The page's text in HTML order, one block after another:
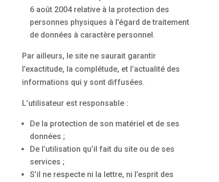
6 août 2004 relative à la protection des
personnes physiques à l’égard de traitement
de données à caractère personnel.
Par ailleurs, le site ne saurait garantir
l’exactitude, la complétude, et l’actualité des
informations qui y sont diffusées.
L’utilisateur est responsable :
De la protection de son matériel et de ses
données ;
De l’utilisation qu’il fait du site ou de ses
services ;
S’il ne respecte ni la lettre, ni l’esprit des